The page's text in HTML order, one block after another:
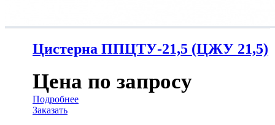
Цистерна ППЦТУ-21,5 (ЦЖУ 21,5)
Цена по запросу
Подробнее
Заказать